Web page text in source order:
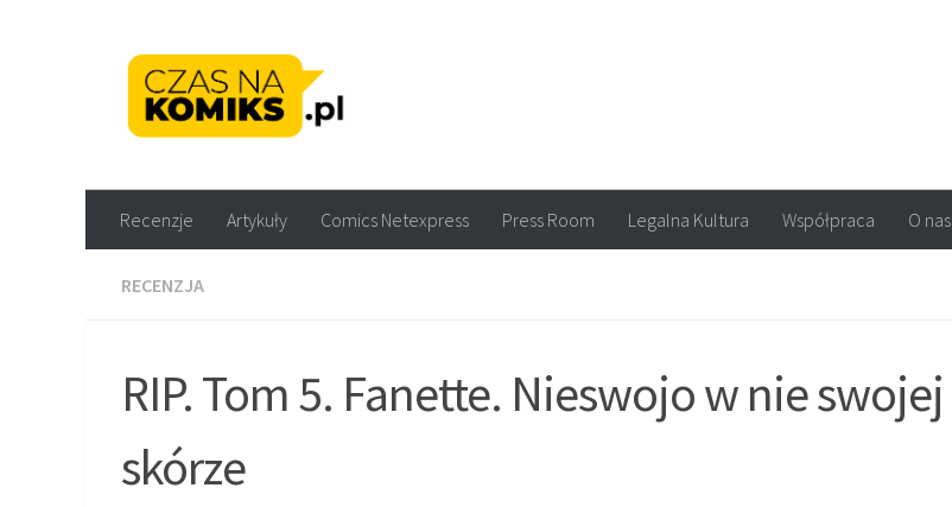
Recenzje Artykuły Comics Netexpress Press Room Legalna Kultura Współpraca O nas
RECENZJA
RIP. Tom 5. Fanette. Nieswojo w nie swojej
skórze